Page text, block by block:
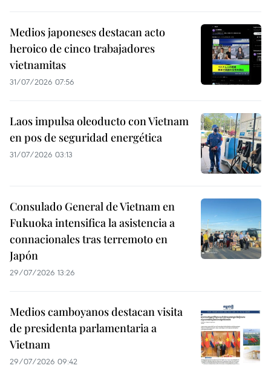
Medios japoneses destacan acto
heroico de cinco trabajadores
vietnamitas
31/07/2026 07:56
Laos impulsa oleoducto con Vietnam
en pos de seguridad energética
31/07/2026 03:13
Consulado General de Vietnam en
Fukuoka intensifica la asistencia a
connacionales tras terremoto en
Japón
29/07/2026 13:26
Medios camboyanos destacan visita
de presidenta parlamentaria a
Vietnam
29/07/2026 09:42